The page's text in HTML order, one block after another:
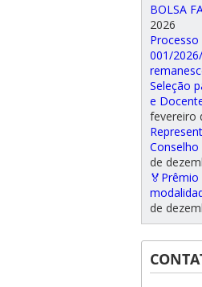
BOLSA
2026
Processo
001/
Seleção
e
fevereiro
Conselho
de
de